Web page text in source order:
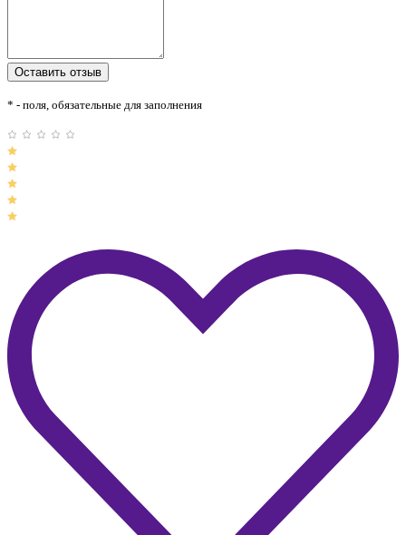
* - поля, обязательные для заполнения